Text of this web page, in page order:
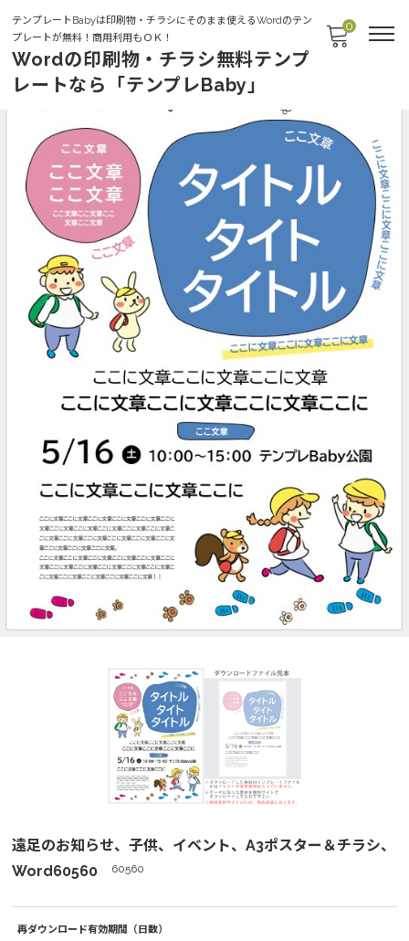
テンプレートBabyは印刷物・チラシにそのまま使えるWordのテン
プレートが無料！商用利用もＯＫ！
Wordの印刷物・チラシ無料テンプ
レートなら「テンプレBaby」
0
遠足のお知らせ、子供、イベント、A3ポスター＆チラシ、
Word60560
60560
再ダウンロード有効期間（日数）